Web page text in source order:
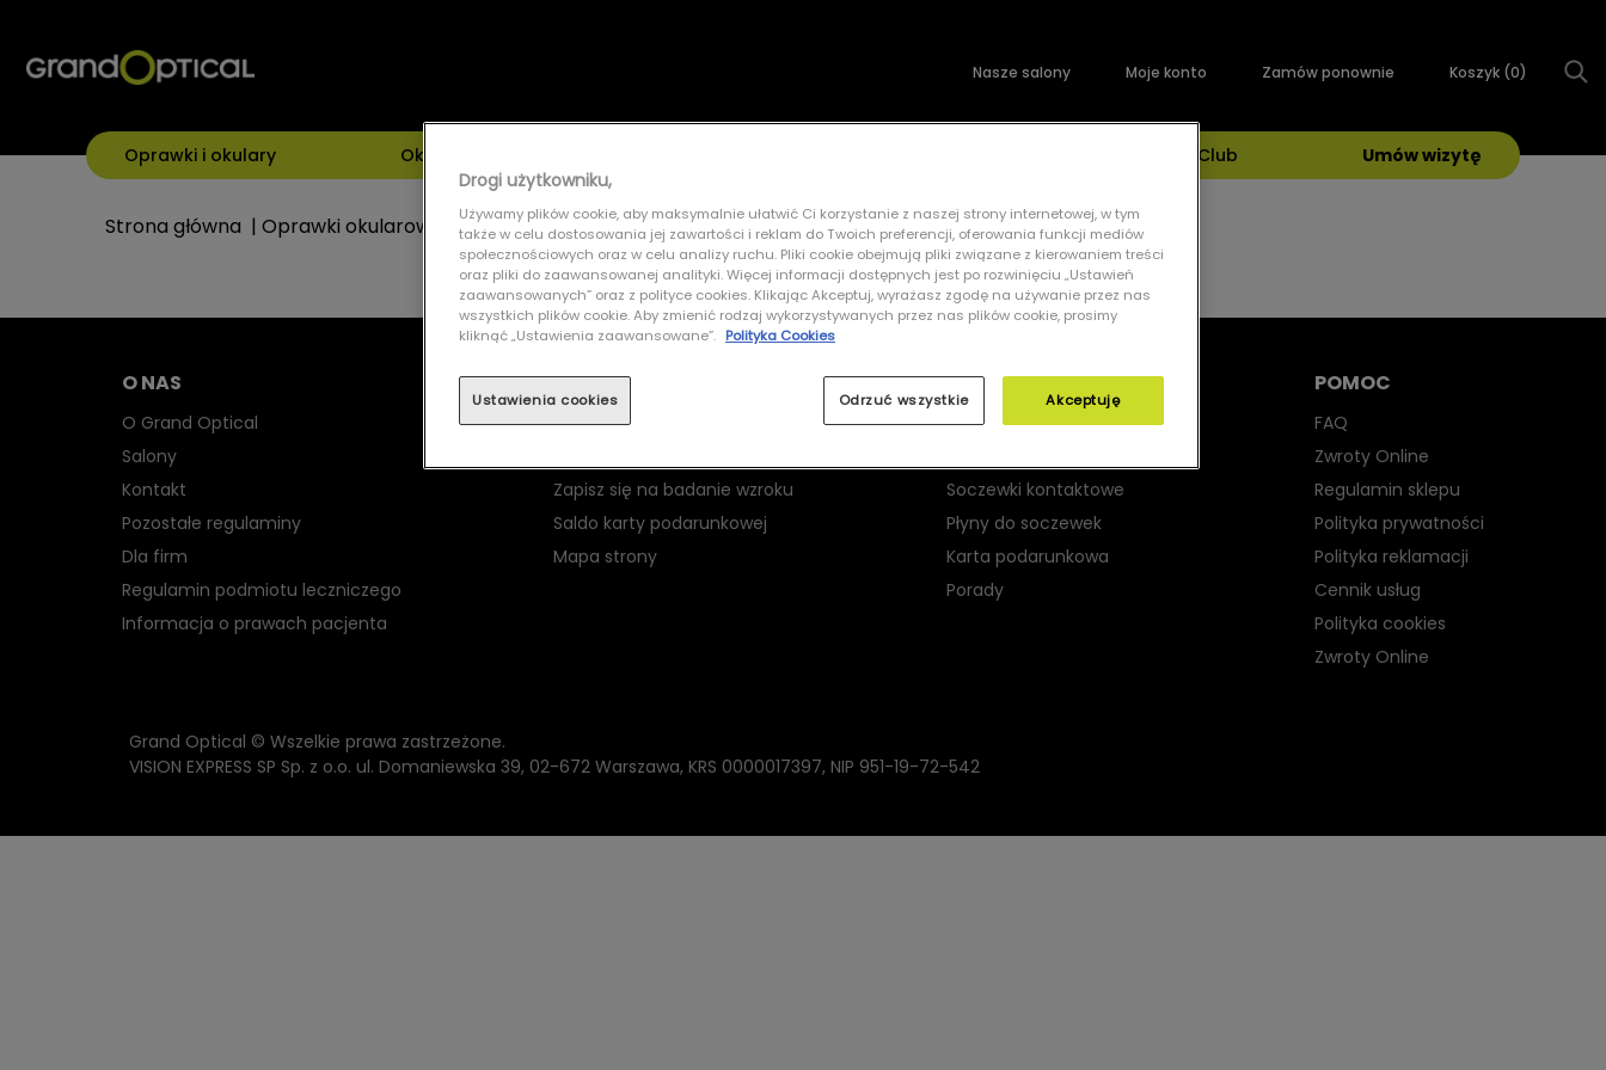
Nasze salony Moje konto Zamów ponownie Koszyk (0)
Oprawki i okulary Okulary przeciwsłoneczne Grand Optical Club Umów wizytę
Strona główna | Oprawki okularowe |DOLCE & GABBANA 0DG3380 3403
O NAS
O Grand Optical
Salony
Kontakt
Pozostałe regulaminy
Dla firm
Regulamin podmiotu leczniczego
Informacja o prawach pacjenta
MOJE GRAND OPTICAL
Logowanie
Zapisz się na badanie wzroku
Saldo karty podarunkowej
Mapa strony
PRODUKTY
Okulary korekcyjne
Soczewki kontaktowe
Płyny do soczewek
Karta podarunkowa
Porady
POMOC
FAQ
Zwroty Online
Regulamin sklepu
Polityka prywatności
Polityka reklamacji
Cennik usług
Polityka cookies
Zwroty Online
Grand Optical © Wszelkie prawa zastrzeżone.
VISION EXPRESS SP Sp. z o.o. ul. Domaniewska 39, 02-672 Warszawa, KRS 0000017397, NIP 951-19-72-542
Drogi użytkowniku,
Używamy plików cookie, aby maksymalnie ułatwić Ci korzystanie z naszej strony internetowej, w tym
także w celu dostosowania jej zawartości i reklam do Twoich preferencji, oferowania funkcji mediów
społecznościowych oraz w celu analizy ruchu. Pliki cookie obejmują pliki związane z kierowaniem treści
oraz pliki do zaawansowanej analityki. Więcej informacji dostępnych jest po rozwinięciu „Ustawień
zaawansowanych” oraz z polityce cookies. Klikając Akceptuj, wyrażasz zgodę na używanie przez nas
wszystkich plików cookie. Aby zmienić rodzaj wykorzystywanych przez nas plików cookie, prosimy
kliknąć „Ustawienia zaawansowane”. Polityka Cookies
Ustawienia cookies Odrzuć wszystkie Akceptuję